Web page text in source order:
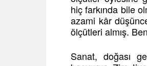
hiç farkında bile
azami kâr
ölçütleri almış.
Sanat, doğası